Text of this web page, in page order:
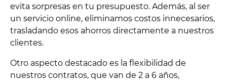
evita sorpresas en tu presupuesto. Además, al ser
un servicio online, eliminamos costos innecesarios,
trasladando esos ahorros directamente a nuestros
clientes.
Otro aspecto destacado es la flexibilidad de
nuestros contratos, que van de 2 a 6 años,